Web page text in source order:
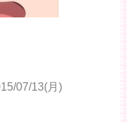
07/13(月)